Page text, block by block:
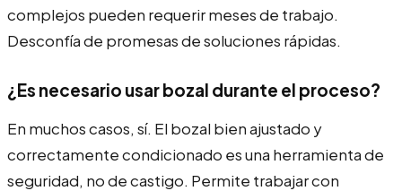
complejos pueden requerir meses de trabajo.
Desconfía de promesas de soluciones rápidas.
¿Es necesario usar bozal durante el proceso?
En muchos casos, sí. El bozal bien ajustado y
correctamente condicionado es una herramienta de
seguridad, no de castigo. Permite trabajar con